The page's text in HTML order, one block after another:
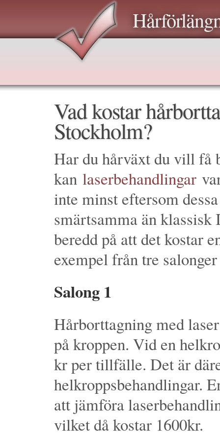
Vad kostar
Stockholm?
Har du hårväxt du vill få
kan laserbehandlingar
inte minst eftersom
smärtsamma än
beredd på att det kostar
exempel från tre
Salong 1
Hårborttagning med
på kroppen. Vid en
kr per tillfälle. Det är
helkroppsbehandlingar.
att jämföra
vilket då kostar 1600kr.